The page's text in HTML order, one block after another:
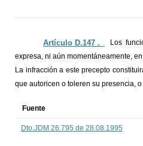
Artículo D.147 ._
Los
expresa, ni aún momentáneamente,
La infracción a este precepto
que autoricen o toleren su presencia,
Fuente
Dto.JDM 26.795 de 28.08.1995